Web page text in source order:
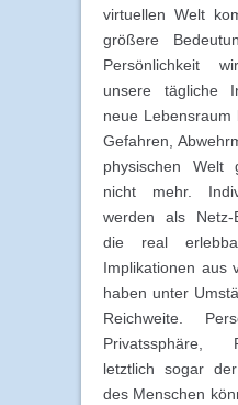
virtuellen Welt
größere
Persönlichkeit
unsere tägliche
neue
Gefahren,
physischen Welt
nicht mehr.
werden als Netz-
die real
Implikationen aus
haben unter
Reichweite.
Privatssphäre,
letztlich sogar
des Menschen